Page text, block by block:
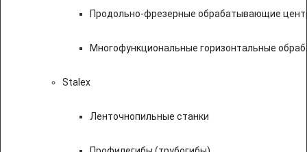
Продольно-фрезерные обрабатывающие
Многофункциональные горизонтальные
Stalex
Ленточнопильные станки